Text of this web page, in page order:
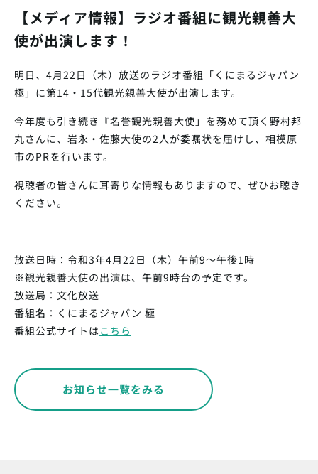
【メディア情報】ラジオ番組に観光親善大
使が出演します！
明日、4月22日（木）放送のラジオ番組 「くにまるジャパン
極」に第14・15代観光親善大使が出演します。
今年度も引き続き『名誉観光親善大使」 を務めて頂く野村邦
丸さんに、岩永・佐藤大使の2人が委嘱状を届けし、相模原
市のPRを行います。
視聴者の皆さんに耳寄りな情報もありますので、ぜひお聴き
ください。
放送日時：令和3年4月22日（木）午前9～午後1時
※観光親善大使の出演は、午前9時台の予定です。
放送局：文化放送
番組名：くにまるジャパン 極
番組公式サイトはこちら
お知らせ一覧をみる